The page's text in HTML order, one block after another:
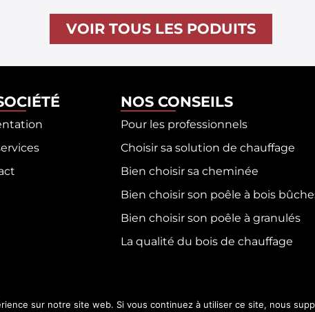
VOIR TOUS LES PODUITS
NOS CONSEILS
Pour les professionnels
Choisir sa solution de chauffage
Bien choisir sa cheminée
Bien choisir son poêle à bois
Bien choisir son poêle à granulés
La qualité du bois de chauffage
sur notre site web. Si vous continuez à utiliser ce site, nous